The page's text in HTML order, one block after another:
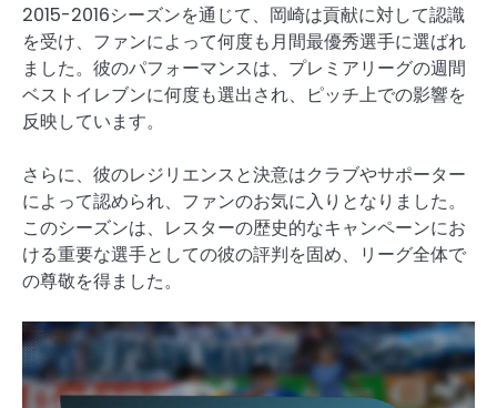
2015-2016シーズンを通じて、岡崎は貢献に対して認識
を受け、ファンによって何度も月間最優秀選手に選ばれ
ました。彼のパフォーマンスは、プレミアリーグの週間
ベストイレブンに何度も選出され、ピッチ上での影響を
反映しています。
さらに、彼のレジリエンスと決意はクラブやサポーター
によって認められ、ファンのお気に入りとなりました。
このシーズンは、レスターの歴史的なキャンペーンにお
ける重要な選手としての彼の評判を固め、リーグ全体で
の尊敬を得ました。